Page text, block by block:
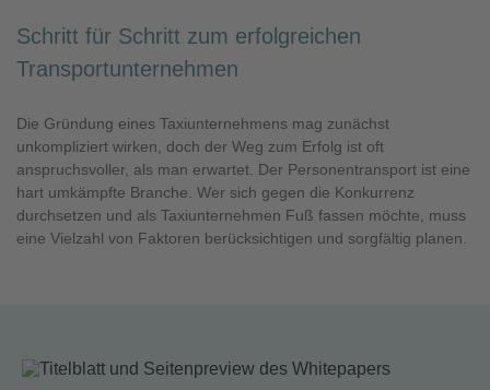
Schritt für Schritt zum erfolgreichen
Transportunternehmen
Die Gründung eines Taxiunternehmens mag zunächst
unkompliziert wirken, doch der Weg zum Erfolg ist oft
anspruchsvoller, als man erwartet. Der Personentransport ist eine
hart umkämpfte Branche. Wer sich gegen die Konkurrenz
durchsetzen und als Taxiunternehmen Fuß fassen möchte, muss
eine Vielzahl von Faktoren berücksichtigen und sorgfältig planen.